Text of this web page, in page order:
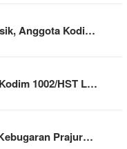
Anggota Kodi…
1002/HST L…
Prajur…